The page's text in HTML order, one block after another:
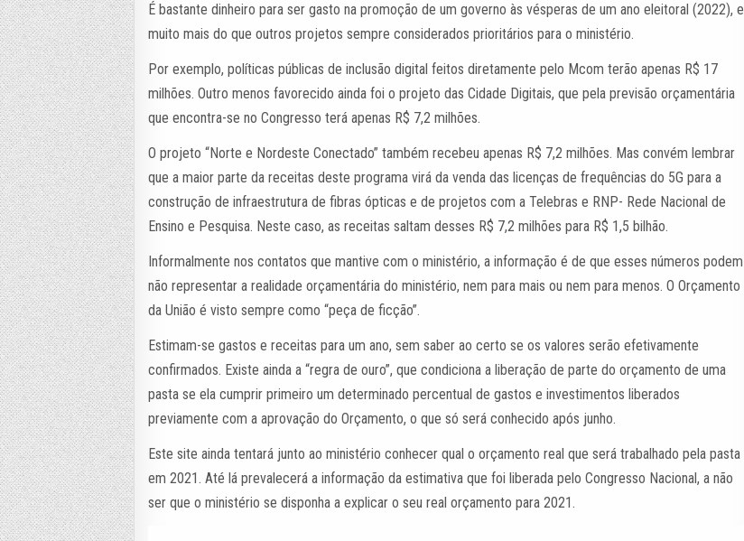
É bastante dinheiro para ser gasto na promoção de um governo às vésperas de um ano eleitoral (2022), e
muito mais do que outros projetos sempre considerados prioritários para o ministério.
Por exemplo, políticas públicas de inclusão digital feitos diretamente pelo Mcom terão apenas R$ 17
milhões. Outro menos favorecido ainda foi o projeto das Cidade Digitais, que pela previsão orçamentária
que encontra-se no Congresso terá apenas R$ 7,2 milhões.
O projeto “Norte e Nordeste Conectado” também recebeu apenas R$ 7,2 milhões. Mas convém lembrar
que a maior parte da receitas deste programa virá da venda das licenças de frequências do 5G para a
construção de infraestrutura de fibras ópticas e de projetos com a Telebras e RNP- Rede Nacional de
Ensino e Pesquisa. Neste caso, as receitas saltam desses R$ 7,2 milhões para R$ 1,5 bilhão.
Informalmente nos contatos que mantive com o ministério, a informação é de que esses números podem
não representar a realidade orçamentária do ministério, nem para mais ou nem para menos. O Orçamento
da União é visto sempre como “peça de ficção”.
Estimam-se gastos e receitas para um ano, sem saber ao certo se os valores serão efetivamente
confirmados. Existe ainda a “regra de ouro”, que condiciona a liberação de parte do orçamento de uma
pasta se ela cumprir primeiro um determinado percentual de gastos e investimentos liberados
previamente com a aprovação do Orçamento, o que só será conhecido após junho.
Este site ainda tentará junto ao ministério conhecer qual o orçamento real que será trabalhado pela pasta
em 2021. Até lá prevalecerá a informação da estimativa que foi liberada pelo Congresso Nacional, a não
ser que o ministério se disponha a explicar o seu real orçamento para 2021.